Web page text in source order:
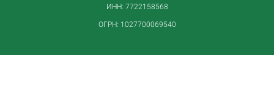
ИНН: 7722158568
ОГРН: 1027700069540